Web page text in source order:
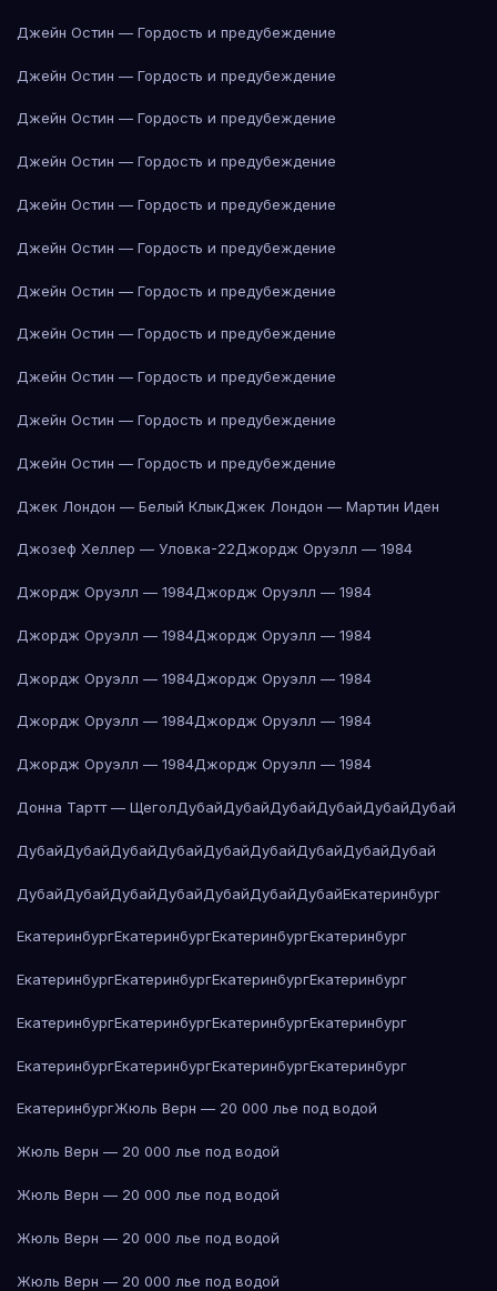
Джейн Остин — Гордость и предубеждение
Джейн Остин — Гордость и предубеждение
Джейн Остин — Гордость и предубеждение
Джейн Остин — Гордость и предубеждение
Джейн Остин — Гордость и предубеждение
Джейн Остин — Гордость и предубеждение
Джейн Остин — Гордость и предубеждение
Джейн Остин — Гордость и предубеждение
Джейн Остин — Гордость и предубеждение
Джейн Остин — Гордость и предубеждение
Джейн Остин — Гордость и предубеждение
Джек Лондон — Белый КлыкДжек Лондон — Мартин Иден
Джозеф Хеллер — Уловка-22Джордж Оруэлл — 1984
Джордж Оруэлл — 1984Джордж Оруэлл — 1984
Джордж Оруэлл — 1984Джордж Оруэлл — 1984
Джордж Оруэлл — 1984Джордж Оруэлл — 1984
Джордж Оруэлл — 1984Джордж Оруэлл — 1984
Джордж Оруэлл — 1984Джордж Оруэлл — 1984
Донна Тартт — ЩеголДубайДубайДубайДубайДубайДубай
ДубайДубайДубайДубайДубайДубайДубайДубайДубай
ДубайДубайДубайДубайДубайДубайДубайЕкатеринбург
ЕкатеринбургЕкатеринбургЕкатеринбургЕкатеринбург
ЕкатеринбургЕкатеринбургЕкатеринбургЕкатеринбург
ЕкатеринбургЕкатеринбургЕкатеринбургЕкатеринбург
ЕкатеринбургЕкатеринбургЕкатеринбургЕкатеринбург
ЕкатеринбургЖюль Верн — 20 000 лье под водой
Жюль Верн — 20 000 лье под водой
Жюль Верн — 20 000 лье под водой
Жюль Верн — 20 000 лье под водой
Жюль Верн — 20 000 лье под водой